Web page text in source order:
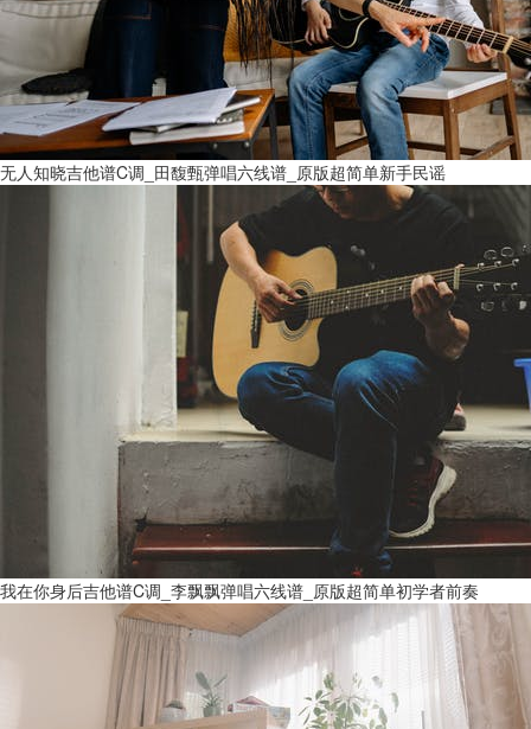
无人知晓吉他谱C调_田馥甄弹唱六线谱_原版超简单新手民谣
我在你身后吉他谱C调_李飘飘弹唱六线谱_原版超简单初学者前奏